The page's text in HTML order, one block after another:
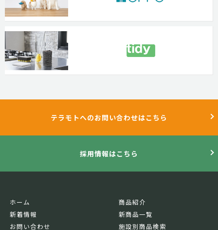
テラモトへのお問い合わせはこちら
採用情報はこちら
ホーム
新着情報
お問い合わせ
商品紹介
新商品一覧
施設別商品検索